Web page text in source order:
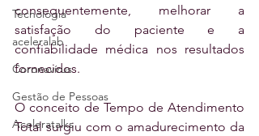
Tecnologia
aceleralab
Coronavírus
Gestão de Pessoas
Aceleratalks
consequentemente, melhorar a
satisfação do paciente e a
confiabilidade médica nos resultados
fornecidos.
O conceito de Tempo de Atendimento
Total surgiu com o amadurecimento da